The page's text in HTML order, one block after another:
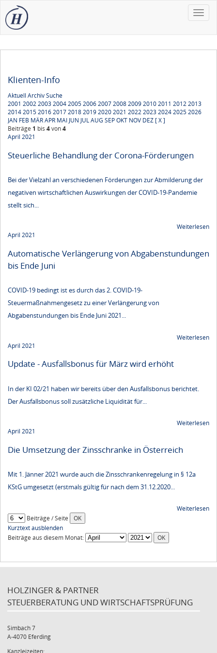
Toggle
Klienten-Info
Aktuell ArchivSuche
2001 2002200320042005200620072008200920102011 20122013
20142015201620172018201920202021 20222023202420252026
JAN FEB MÄRAPR MAI JUN JULAUG SEPOKT NOV DEZ [ X ]
Beiträge 1 bis 4von4
April 2021
Steuerliche Behandlung der Corona-Förderungen
Bei der Vielzahl an verschiedenen Förderungen zur Abmilderung der
negativen wirtschaftlichen Auswirkungen der COVID-19-Pandemie
stellt sich...
Weiterlesen
April 2021
Automatische Verlängerung von Abgabenstundungen
bis Ende Juni
COVID-19 bedingt ist es durch das 2. COVID-19-
Steuermaßnahmengesetz zu einer Verlängerung von
Abgabenstundungen bis Ende Juni 2021...
Weiterlesen
April 2021
Update - Ausfallsbonus für März wird erhöht
In der KI 02/21 haben wir bereits über den Ausfallsbonus berichtet.
Der Ausfallsbonus soll zusätzliche Liquidität für...
Weiterlesen
April 2021
Die Umsetzung der Zinsschranke in Österreich
Mit 1. Jänner 2021 wurde auch die Zinsschrankenregelung in § 12a
KStG umgesetzt (erstmals gültig für nach dem 31.12.2020...
Weiterlesen
Beiträge / Seite
Kurztext ausblenden
Beiträge aus diesem Monat:
HOLZINGER & PARTNER
STEUERBERATUNG UND WIRTSCHAFTSPRÜFUNG
Simbach 7
A-4070 Eferding